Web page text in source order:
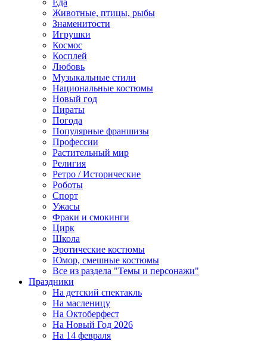
Еда
Животные, птицы, рыбы
Знаменитости
Игрушки
Космос
Косплей
Любовь
Музыкальные стили
Национальные костюмы
Новый год
Пираты
Погода
Популярные франшизы
Профессии
Растительный мир
Религия
Ретро / Исторические
Роботы
Спорт
Ужасы
Фраки и смокинги
Цирк
Школа
Эротические костюмы
Юмор, смешные костюмы
Все из раздела "Темы и персонажи"
Праздники
На детский спектакль
На масленицу
На Октоберфест
На Новый Год 2026
На 14 февраля